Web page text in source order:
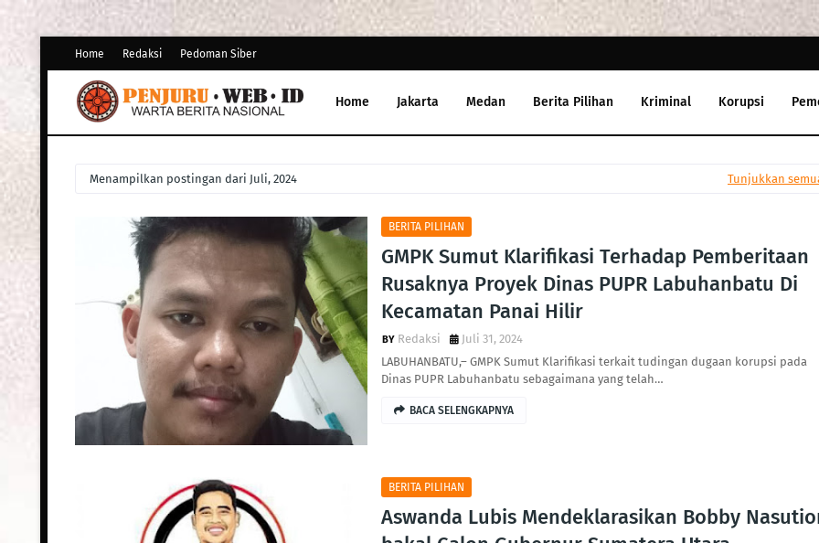
Home Redaksi Pedoman Siber
Home Jakarta Medan Berita Pilihan Kriminal Korupsi
Menampilkan postingan dari Juli, 2024 Tunjukkan
BERITA PILIHAN
GMPK Sumut Klarifikasi Terhadap Pemberitaan
Rusaknya Proyek Dinas PUPR Labuhanbatu Di
Kecamatan Panai Hilir
Redaksi
Juli 31, 2024
LABUHANBATU,– GMPK Sumut Klarifikasi terkait tudingan dugaan korupsi pada
Dinas PUPR Labuhanbatu sebagaimana yang telah…
BACA SELENGKAPNYA
BERITA PILIHAN
Aswanda Lubis Mendeklarasikan Bobby